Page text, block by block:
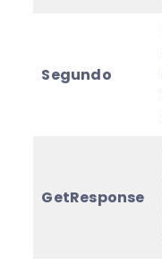
Segundo
GetResponse